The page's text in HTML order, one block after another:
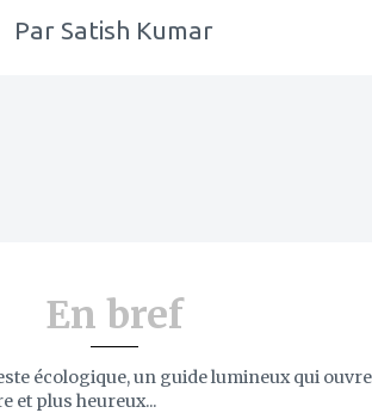
Par Satish Kumar
En bref
écologique, un guide lumineux qui
et plus heureux...